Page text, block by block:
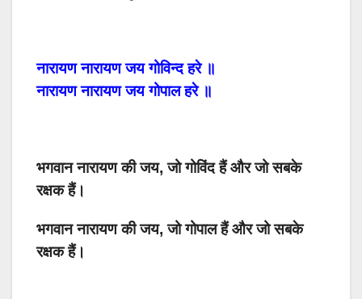
नारायण नारायण जय गोविन्द हरे ॥
नारायण नारायण जय गोपाल हरे ॥
भगवान नारायण की जय, जो गोविंद हैं और जो सबके
रक्षक हैं।
भगवान नारायण की जय, जो गोपाल हैं और जो सबके
रक्षक हैं।